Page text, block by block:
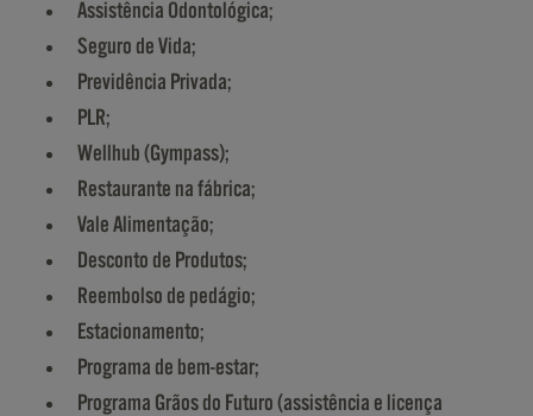
Assistência Odontológica;
Seguro de Vida;
Previdência Privada;
PLR;
Wellhub (Gympass);
Restaurante na fábrica;
Vale Alimentação;
Desconto de Produtos;
Reembolso de pedágio;
Estacionamento;
Programa de bem-estar;
Programa Grãos do Futuro (assistência e licença